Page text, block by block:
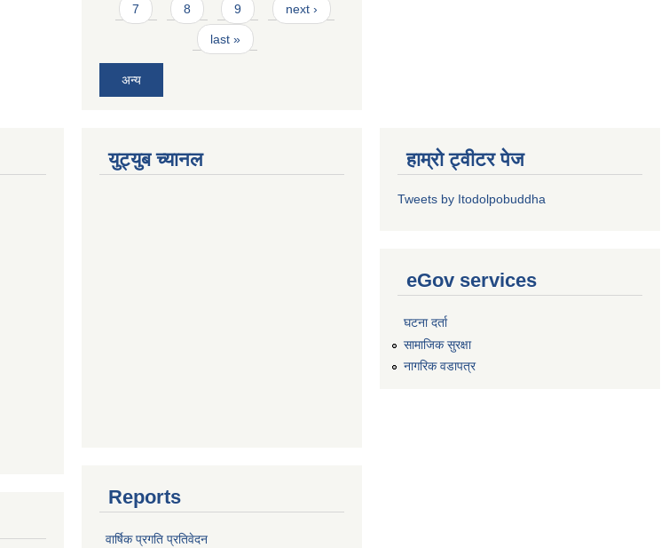
7 8 9 next ›
last »
अन्य
युट्युब च्यानल
Reports
वार्षिक प्रगति प्रतिवेदन
हाम्रो ट्वीटर पेज
Tweets by Itodolpobuddha
eGov services
घटना दर्ता
सामाजिक सुरक्षा
नागरिक वडापत्र